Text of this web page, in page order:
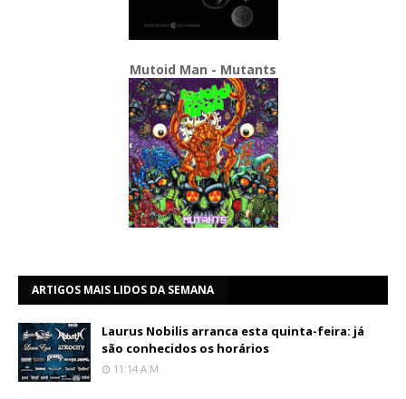
Mutoid Man - Mutants
ARTIGOS MAIS LIDOS DA SEMANA
Laurus Nobilis arranca esta quinta-feira: já
são conhecidos os horários
11:14 A.m.